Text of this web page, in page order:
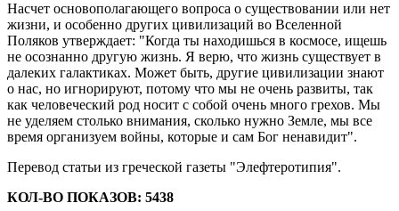
Насчет основополагающего вопроса о существовании или нет
жизни, и особенно других цивилизаций во Вселенной
Поляков утверждает: "Когда ты находишься в космосе, ищешь
не осознанно другую жизнь. Я верю, что жизнь существует в
далеких галактиках. Может быть, другие цивилизации знают
о нас, но игнорируют, потому что мы не очень развиты, так
как человеческий род носит с собой очень много грехов. Мы
не уделяем столько внимания, сколько нужно Земле, мы все
время организуем войны, которые и сам Бог ненавидит".
Перевод статьи из греческой газеты "Элефтеротипия".
КОЛ-ВО ПОКАЗОВ: 5438